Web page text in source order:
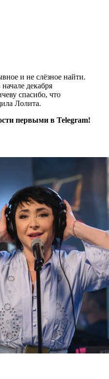
и не слёзное найти.
декабря
спасибо, что
Лолита.
первыми в Telegram!